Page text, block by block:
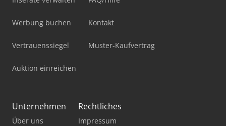
Werbung buchen
Vertrauenssiegel
Auktion einreichen
Kontakt
Muster-Kaufvertrag
Unternehmen
Über uns
Rechtliches
Impressum